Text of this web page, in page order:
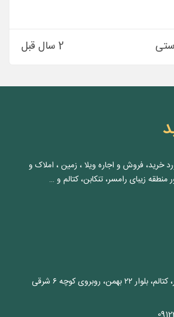
2 سال قبل
فروش و اجاره ویلا ، زمین ، املاک و
زیبای رامسر، تنکابن، کتالم و …
روبروی کوچه ۶ شرقی